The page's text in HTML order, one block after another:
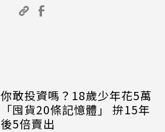
你敢投資嗎？18歲少年花5萬
「囤貨20條記憶體」 拚15年
後5倍賣出